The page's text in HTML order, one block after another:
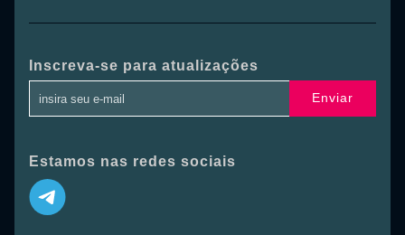
Inscreva-se para atualizações
Enviar
Estamos nas redes sociais